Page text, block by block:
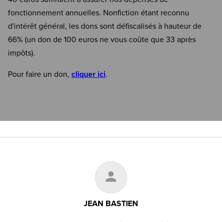
fonctionnement annuelles. Nonfiction étant reconnu
d'intérêt général, les dons sont défiscalisés à hauteur de
66% (un don de 100 euros ne vous coûte que 33 après
impôts).
Pour faire un don, cliquer ici.
JEAN BASTIEN